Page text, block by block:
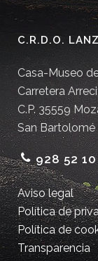
C.R.D.O.
Casa-Museo
Carretera
C.P. 35559
San
928 52
Aviso legal
Política de
Política de
Transparencia